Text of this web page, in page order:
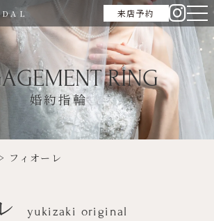
来店予約
RING
婚約指輪
> フィオーレ
yukizaki original